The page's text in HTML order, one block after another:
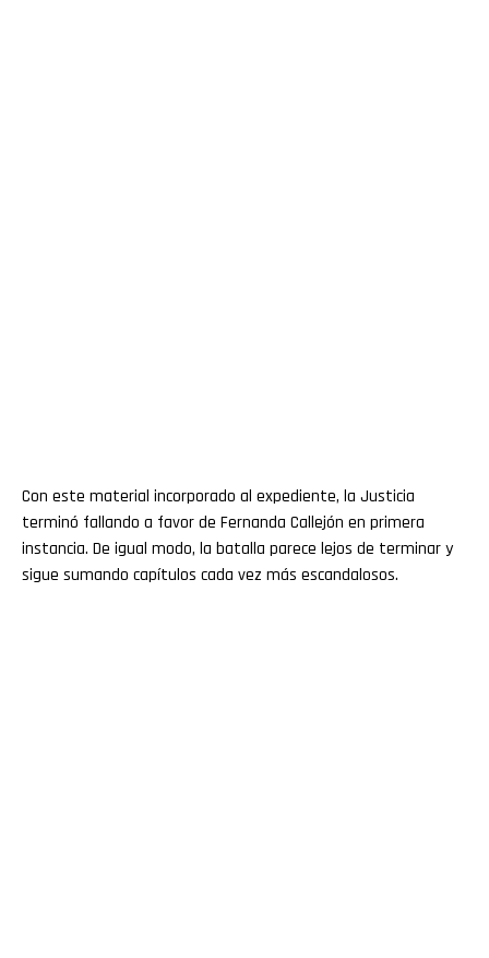
Con este material incorporado al expediente, la Justicia
terminó fallando a favor de Fernanda Callejón en primera
instancia. De igual modo, la batalla parece lejos de terminar y
sigue sumando capítulos cada vez más escandalosos.